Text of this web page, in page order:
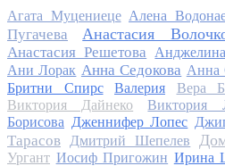
Агата Муцениеце Алена
Пугачева
Анастасия
Анастасия Решетова
Ани Лорак Анна Седокова Анна
Бритни Спирс
Валерия Вера
Виктория Дайнеко Виктория
Борисова Дженнифер Лопес
Тарасов
Дмитрий Шепелев
Ургант Иосиф Пригожин Ирина